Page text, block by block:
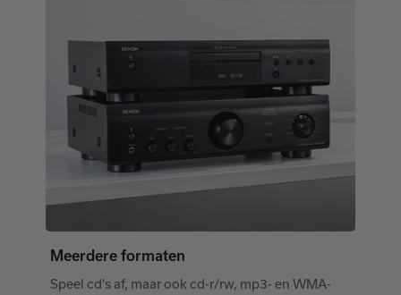
Meerdere formaten
Speel cd's af, maar ook cd-r/rw, mp3- en WMA-